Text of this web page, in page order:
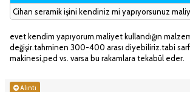
Cihan seramik işini kendiniz mi yapıyorsunuz
evet kendim yapıyorum.maliyet kullandığın
değişir.tahminen 300-400 arası diyebiliriz.tabi
makinesi,ped vs. varsa bu rakamlara tekabül eder.
Alıntı